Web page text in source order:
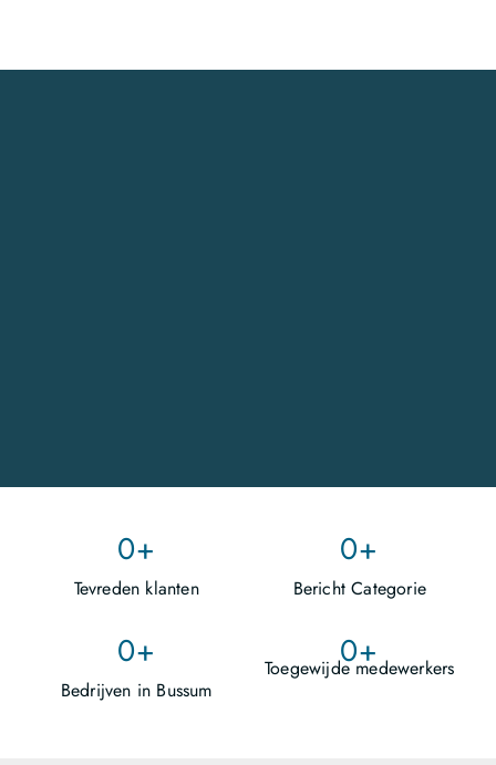
Tevreden klanten
0+
Bericht Categorie
0+
Bedrijven in Bussum
0+ Toegewijde medewerkers
0+